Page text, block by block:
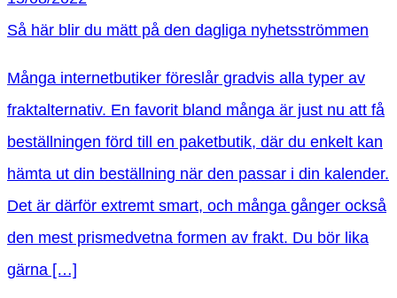
Så här blir du mätt på den dagliga nyhetsströmmen
Många internetbutiker föreslår gradvis alla typer av
fraktalternativ. En favorit bland många är just nu att få
beställningen förd till en paketbutik, där du enkelt kan
hämta ut din beställning när den passar i din kalender.
Det är därför extremt smart, och många gånger också
den mest prismedvetna formen av frakt. Du bör lika
gärna […]